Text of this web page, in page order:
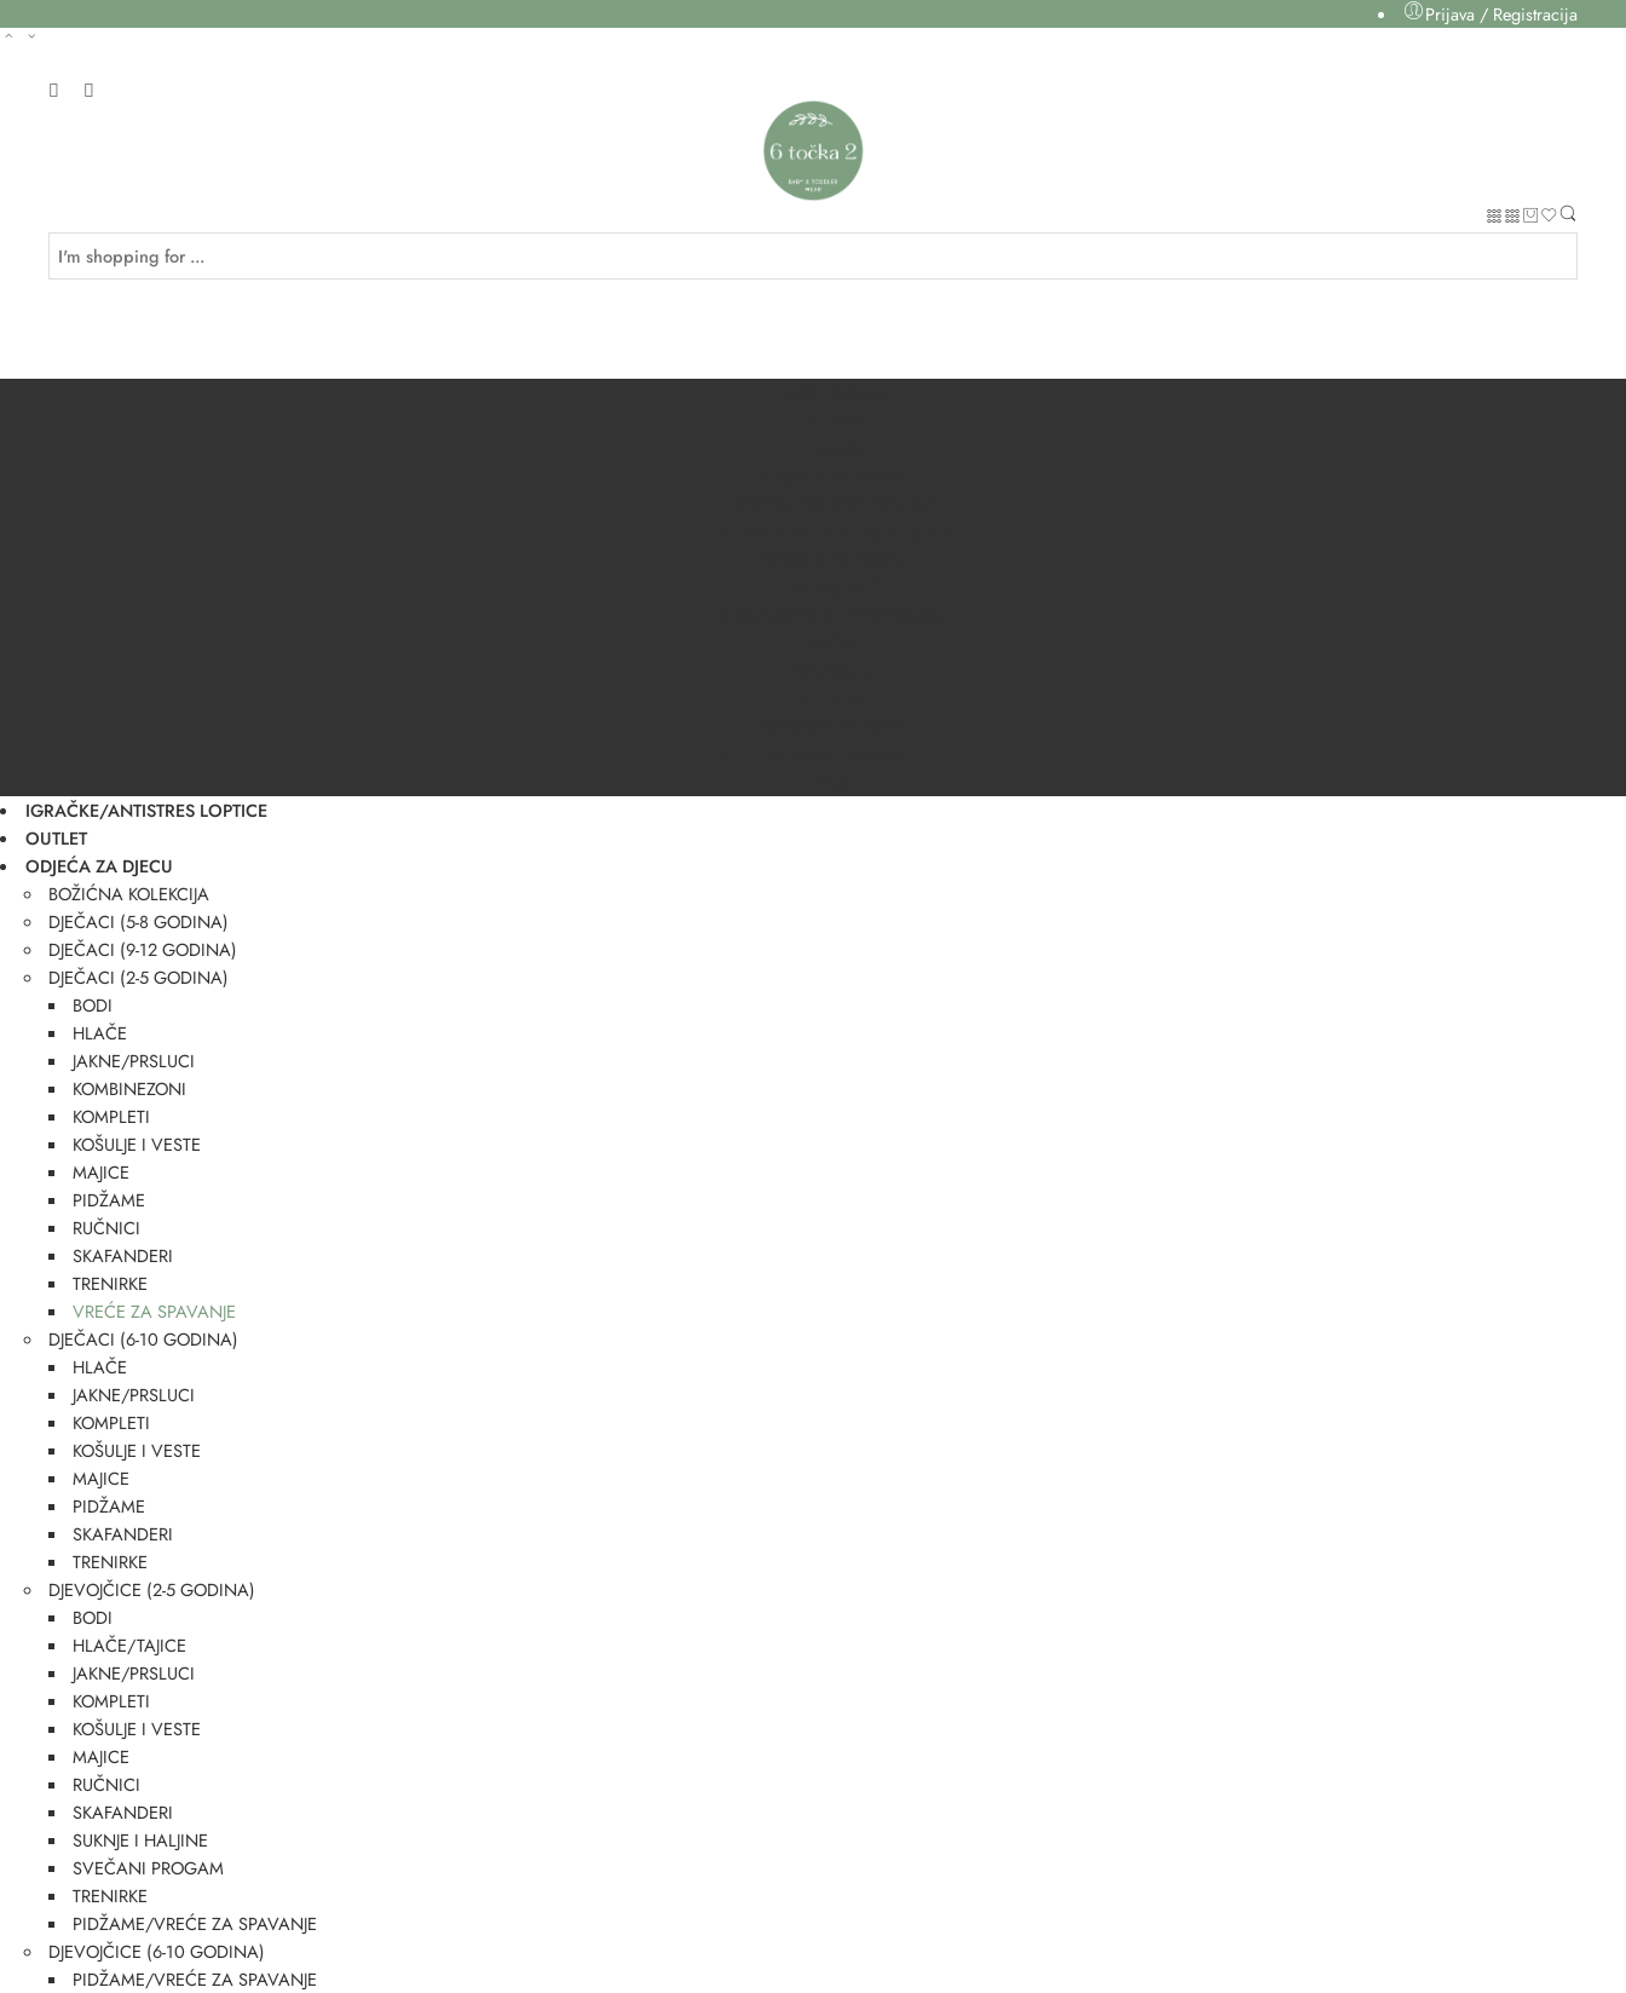
Prijava / Registracija
IGRAČKE/ANTISTRES LOPTICE
OUTLET
ODJEĆA ZA DJECU
BOŽIĆNA KOLEKCIJA
DJEČACI (5-8 GODINA)
DJEČACI (9-12 GODINA)
DJEČACI (2-5 GODINA)
BODI
HLAČE
JAKNE/PRSLUCI
KOMBINEZONI
KOMPLETI
KOŠULJE I VESTE
MAJICE
PIDŽAME
RUČNICI
SKAFANDERI
TRENIRKE
VREĆE ZA SPAVANJE
DJEČACI (6-10 GODINA)
HLAČE
JAKNE/PRSLUCI
KOMPLETI
KOŠULJE I VESTE
MAJICE
PIDŽAME
SKAFANDERI
TRENIRKE
DJEVOJČICE (2-5 GODINA)
BODI
HLAČE/TAJICE
JAKNE/PRSLUCI
KOMPLETI
KOŠULJE I VESTE
MAJICE
RUČNICI
SKAFANDERI
SUKNJE I HALJINE
SVEČANI PROGAM
TRENIRKE
PIDŽAME/VREĆE ZA SPAVANJE
DJEVOJČICE (6-10 GODINA)
PIDŽAME/VREĆE ZA SPAVANJE